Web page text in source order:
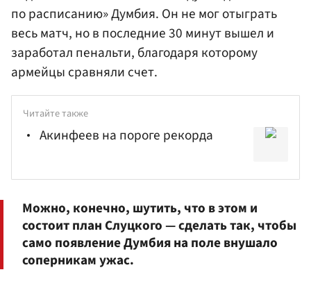
по расписанию» Думбия. Он не мог отыграть
весь матч, но в последние 30 минут вышел и
заработал пенальти, благодаря которому
армейцы сравняли счет.
Читайте также
Акинфеев на пороге рекорда
Можно, конечно, шутить, что в этом и
состоит план Слуцкого — сделать так, чтобы
само появление Думбия на поле внушало
соперникам ужас.